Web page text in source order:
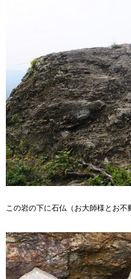
この岩の下に石仏（お大師様とお